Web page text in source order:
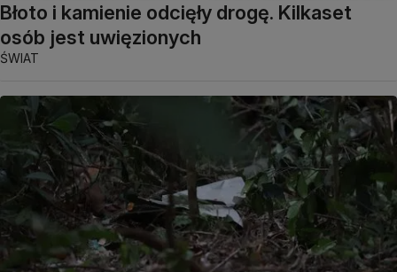
Błoto i kamienie odcięły drogę. Kilkaset
osób jest uwięzionych
ŚWIAT